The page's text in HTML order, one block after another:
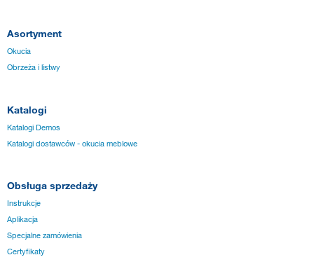
Asortyment
Okucia
Obrzeża i listwy
Katalogi
Katalogi Demos
Katalogi dostawców - okucia meblowe
Obsługa sprzedaży
Instrukcje
Aplikacja
Specjalne zamówienia
Certyfikaty